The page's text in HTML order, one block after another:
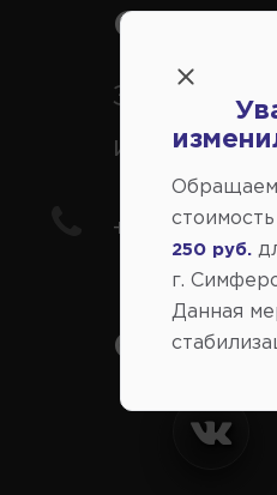
Заказ шин,
иномарки
+7(978)
Обращаем
250 руб.
г.
Данная